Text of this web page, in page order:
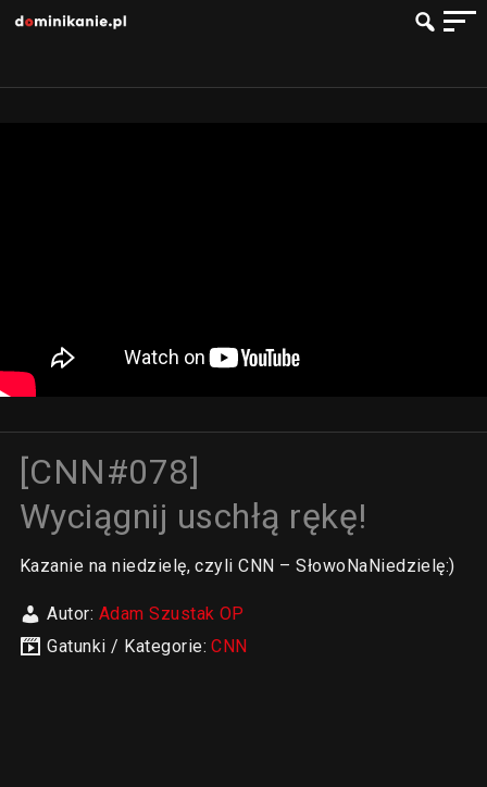
[CNN#078]
Wyciągnij uschłą rękę!
Kazanie na niedzielę, czyli CNN – SłowoNaNiedzielę:)
Autor: Adam Szustak OP
Gatunki / Kategorie:CNN